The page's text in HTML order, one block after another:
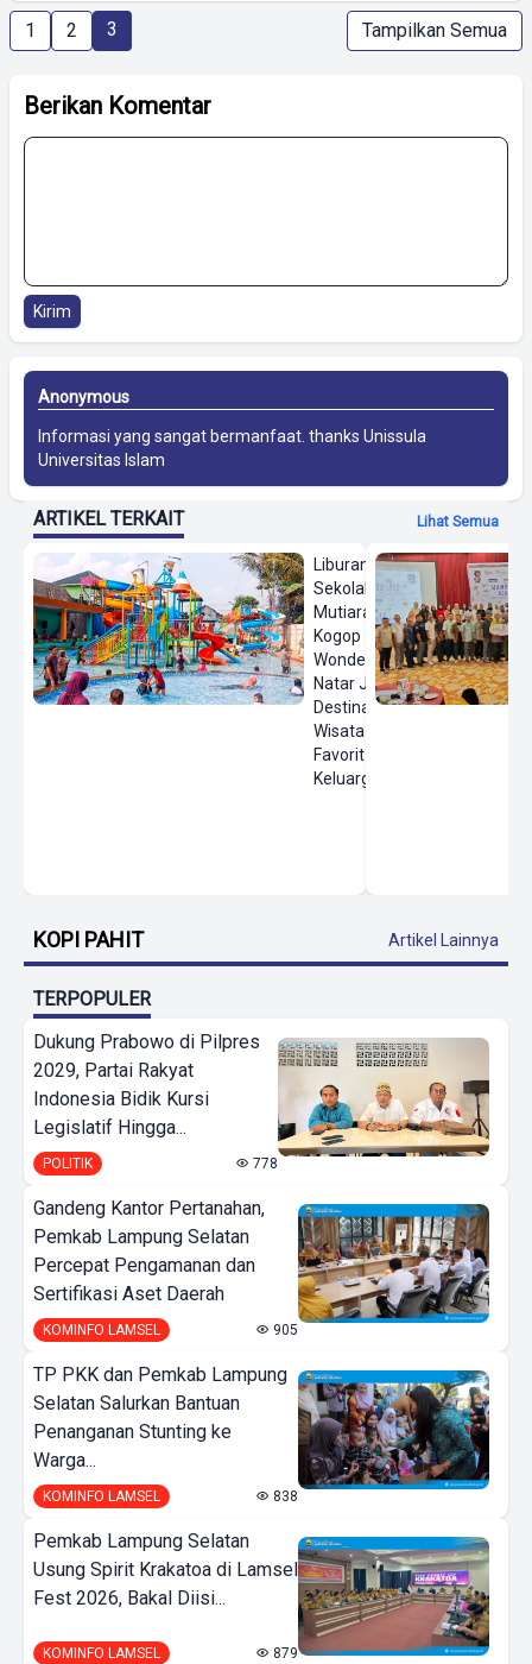
1 2 3 Tampilkan Semua
Berikan Komentar
Kirim
Anonymous
Informasi yang sangat bermanfaat. thanks Unissula
Universitas Islam
ARTIKEL TERKAIT Lihat Semua
Liburan
Sekolah,
Mutiara
Kogop
Wonderland
Natar Jadi
Destinasi
Wisata Air
Favorit
Keluarga
KOPI PAHIT Artikel Lainnya
TERPOPULER
Dukung Prabowo di Pilpres
2029, Partai Rakyat
Indonesia Bidik Kursi
Legislatif Hingga...
POLITIK 778
Gandeng Kantor Pertanahan,
Pemkab Lampung Selatan
Percepat Pengamanan dan
Sertifikasi Aset Daerah
KOMINFO LAMSEL 905
TP PKK dan Pemkab Lampung
Selatan Salurkan Bantuan
Penanganan Stunting ke
Warga...
KOMINFO LAMSEL 838
Pemkab Lampung Selatan
Usung Spirit Krakatoa di Lamsel
Fest 2026, Bakal Diisi...
KOMINFO LAMSEL 879